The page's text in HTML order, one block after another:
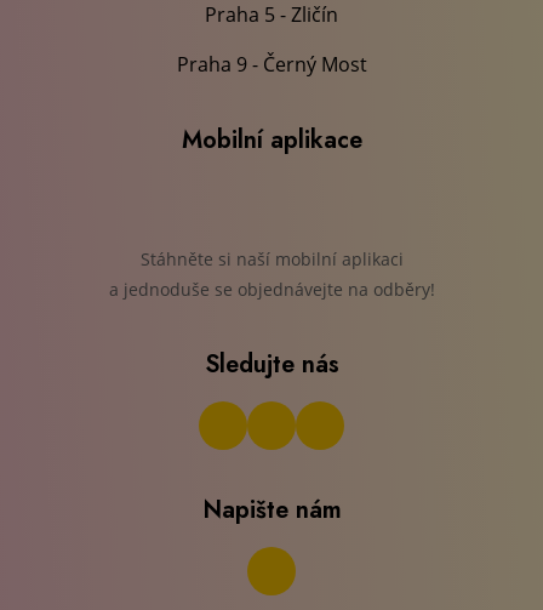
Praha 5 - Zličín
Praha 9 - Černý Most
Mobilní aplikace
Stáhněte si naší mobilní aplikaci
a jednoduše se objednávejte na odběry!
Sledujte nás
Napište nám